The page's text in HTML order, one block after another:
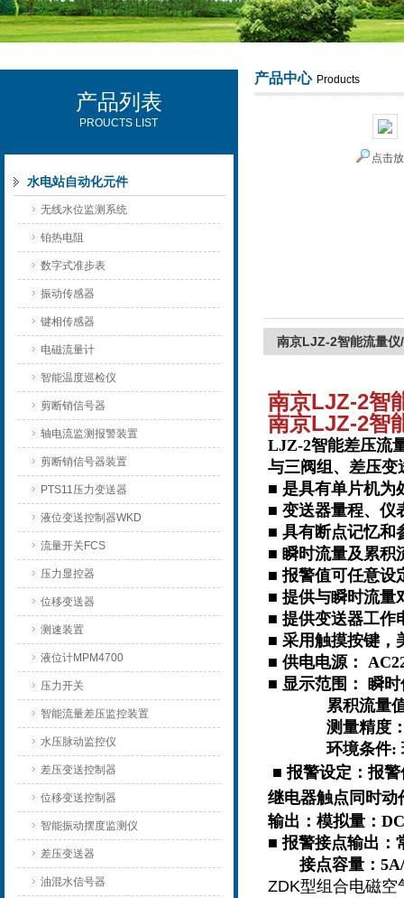
西安可雷可水电设备有限公司
产品列表
PROUCTS LIST
水电站自动化元件
无线水位监测系统
铂热电阻
数字式准步表
振动传感器
键相传感器
电磁流量计
智能温度巡检仪
剪断销信号器
轴电流监测报警装置
剪断销信号器装置
PTS11压力变送器
液位变送控制器WKD
流量开关FCS
压力显控器
位移变送器
测速装置
液位计MPM4700
压力开关
智能流量差压监控装置
水压脉动监控仪
差压变送控制器
位移变送控制器
智能振动摆度监测仪
差压变送器
油混水信号器
产品中心 Products
点击
南京LJZ-2智能流量
南京LJZ-2智
南京LJZ-2智
LJZ-2智能差压流
与三阀组、差压变
■ 是具有单片机为
■ 变送器量程、仪
■ 具有断点记忆和
■ 瞬时流量及累积
■ 报警值可任意设
■ 提供与瞬时流量
■ 提供变送器工作
■ 采用触摸按键，
■ 供电电源：
■ 显示范围： 瞬时
累积流量值：
测量精度：
环境条件: 环
■ 报警设定：报
继电器触点同时动
输出：模拟量：
■ 报警接点输出
接点容量：5A/
ZDK型组合电磁空